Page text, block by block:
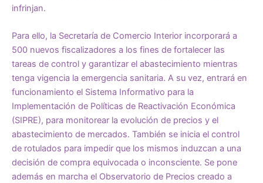
infrinjan.
Para ello, la Secretaría de Comercio Interior incorporará a
500 nuevos fiscalizadores a los fines de fortalecer las
tareas de control y garantizar el abastecimiento mientras
tenga vigencia la emergencia sanitaria. A su vez, entrará en
funcionamiento el Sistema Informativo para la
Implementación de Políticas de Reactivación Económica
(SIPRE), para monitorear la evolución de precios y el
abastecimiento de mercados. También se inicia el control
de rotulados para impedir que los mismos induzcan a una
decisión de compra equivocada o inconsciente. Se pone
además en marcha el Observatorio de Precios creado a